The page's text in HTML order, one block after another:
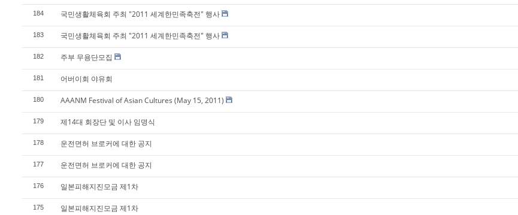
184 국민생활체육회 주최 "2011 세계한민족축전" 행사
183 국민생활체육회 주최 "2011 세계한민족축전" 행사
182 주부 무용단모집
181 어버이회 야유회
180 AAANM Festival of Asian Cultures (May 15, 2011)
179 제14대 회장단 및 이사 임명식
178 운전면허 브로커에 대한 공지
177 운전면허 브로커에 대한 공지
176 일본피해지진모금 제1차
175 일본피해지진모금 제1차